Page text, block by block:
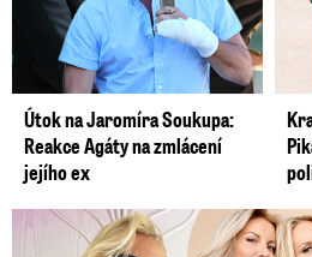
Útok na Jaromíra Soukupa:
Reakce Agáty na zmlácení
jejího ex
Krásná sestra Krainové bez emocí: